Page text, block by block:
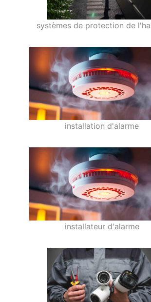
systèmes de protection de
installation d'alarme
installateur d'alarme